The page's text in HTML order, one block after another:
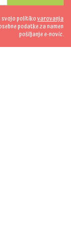
svojo politikovarovanja
podatke za namen
pošiljanje e-novic.